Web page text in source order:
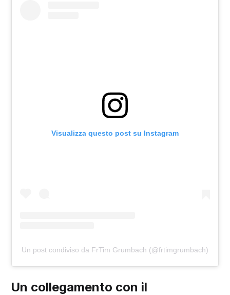
Visualizza questo post su Instagram
Un post condiviso da FrTim Grumbach (@frtimgrumbach)
Un collegamento con il